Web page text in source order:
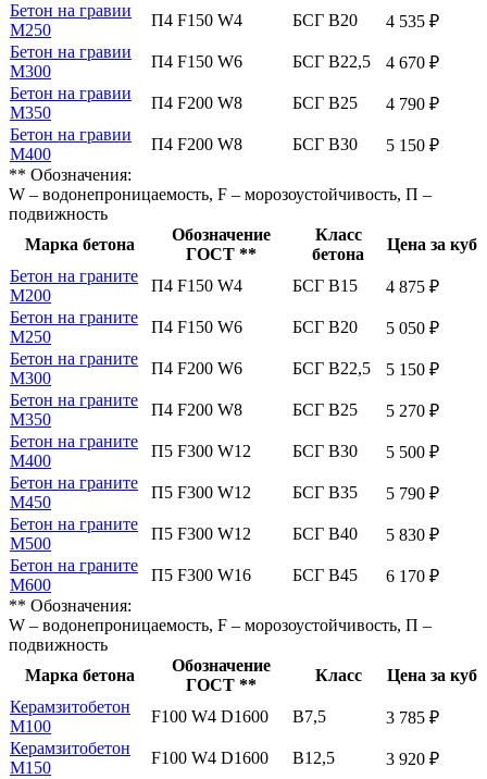
Бетон на гравии
М250
П4 F150 W4 БСГ В20
4 535 ₽
Бетон на гравии
М300
П4 F150 W6 БСГ В22,5
4 670 ₽
Бетон на гравии
М350
П4 F200 W8 БСГ В25
4 790 ₽
Бетон на гравии
М400
П4 F200 W8 БСГ В30
5 150 ₽
** Обозначения:
W – водонепроницаемость, F – морозоустойчивость, П –
подвижность
Марка бетона
Обозначение
ГОСТ **
Класс
бетона
Цена за куб
Бетон на граните
М200
П4 F150 W4 БСГ В15
4 875 ₽
Бетон на граните
М250
П4 F150 W6 БСГ В20
5 050 ₽
Бетон на граните
М300
П4 F200 W6 БСГ В22,5
5 150 ₽
Бетон на граните
М350
П4 F200 W8 БСГ В25
5 270 ₽
Бетон на граните
М400
П5 F300 W12 БСГ В30
5 500 ₽
Бетон на граните
М450
П5 F300 W12 БСГ В35
5 790 ₽
Бетон на граните
М500
П5 F300 W12 БСГ В40
5 830 ₽
Бетон на граните
М600
П5 F300 W16 БСГ В45
6 170 ₽
** Обозначения:
W – водонепроницаемость, F – морозоустойчивость, П –
подвижность
Марка бетона
Обозначение
ГОСТ **
Класс
Цена за куб
Керамзитобетон
М100
F100 W4 D1600 В7,5
3 785 ₽
Керамзитобетон
М150
F100 W4 D1600 В12,5
3 920 ₽